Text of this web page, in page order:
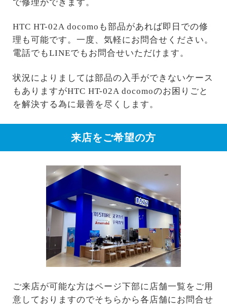
で修理ができます。
HTC HT-02A docomoも部品があれば即日での修
理も可能です。一度、気軽にお問合せください。
電話でもLINEでもお問合せいただけます。
状況によりましては部品の入手ができないケース
もありますがHTC HT-02A docomoのお困りごと
を解決する為に最善を尽くします。
来店をご希望の方
ご来店が可能な方はページ下部に店舗一覧をご用
意しておりますのでそちらから各店舗にお問合せ